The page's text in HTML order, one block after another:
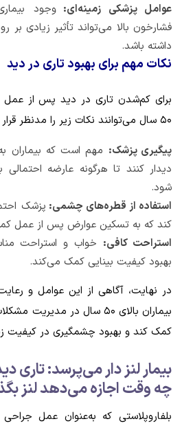
عوامل پزشکی زمینه‌ای:وجود
فشارخون بالا می‌تواند تأثیر زیادی بر
داشته باشد.
نکات مهم برای بهبود تاری در دید
برای کم‌شدن تاری در دید پس از عمل
۵۰ سال می‌توانند نکات زیر را مدنظر قرار دهند:
پیگیری پزشک: مهم است که بیماران
دیدار کنند تا هرگونه عارضه
شود.
استفاده از قطره‌های چشمی: پزشک
کند که به تسکین عوارض پس از عمل
استراحت کافی: خواب و استراحت
بهبود کیفیت بینایی کمک می‌کند.
در نهایت، آگاهی از این عوامل و
بیماران بالای ۵۰ سال در
کمک کند و بهبود چشمگیری در کیفیت
بیمار لنز دار می‌پرسد: تاری
چه وقت اجازه می‌دهد لنز
بلفاروپلاستی که به‌عنوان عمل